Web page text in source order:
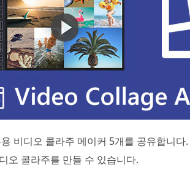
비디오 콜라주 메이커 5개를 공유합니
오 콜라주를 만들 수 있습니다.